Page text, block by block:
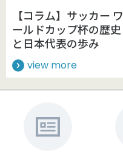
【コラム】サッカー ワ
ールドカップ杯の歴史
と日本代表の歩み
view more